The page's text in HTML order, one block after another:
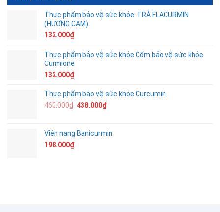
Thực phẩm bảo vệ sức khỏe: TRÀ FLACURMIN
(HƯƠNG CAM)
132.000₫
Thực phẩm bảo vệ sức khỏe Cốm bảo vệ sức khỏe
Curmione
132.000₫
Thực phẩm bảo vệ sức khỏe Curcumin
460.000₫ 438.000₫
Viên nang Banicurmin
198.000₫